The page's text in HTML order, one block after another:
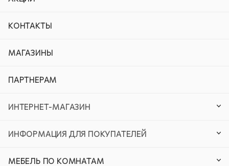
КОНТАКТЫ
МАГАЗИНЫ
ПАРТНЕРАМ
ИНТЕРНЕТ-МАГАЗИН
ИНФОРМАЦИЯ ДЛЯ ПОКУПАТЕЛЕЙ
МЕБЕЛЬ ПО КОМНАТАМ